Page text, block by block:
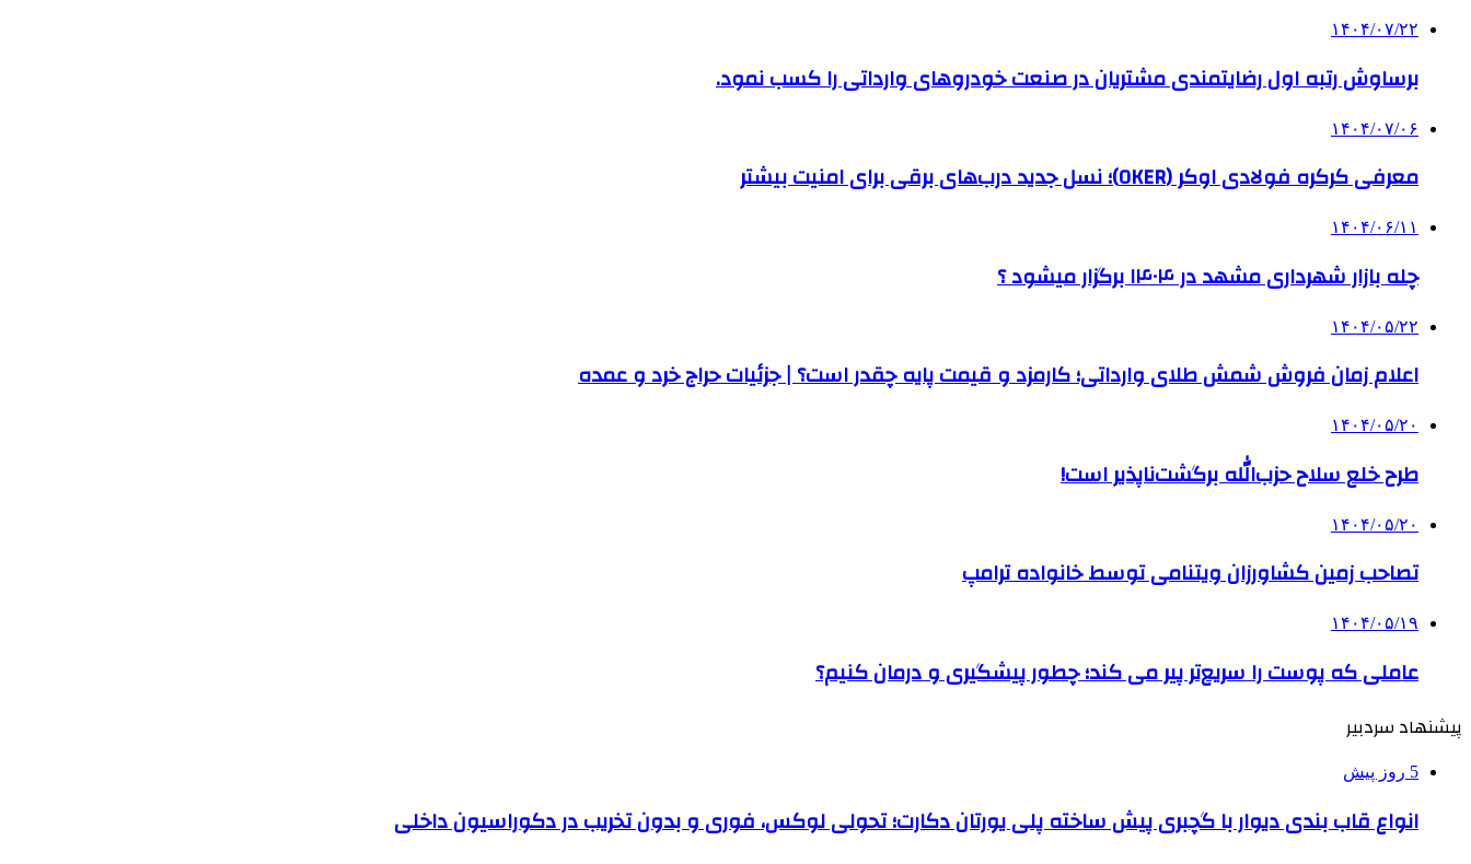
۱۴۰۴/۰۷/۲۲
برساوش رتبه اول رضایتمندی مشتریان در صنعت خودروهای وارداتی را کسب نمود.
۱۴۰۴/۰۷/۰۶
معرفی کرکره فولادی اوکر (OKER)؛ نسل جدید درب‌های برقی برای امنیت بیشتر
۱۴۰۴/۰۶/۱۱
چله بازار شهرداری مشهد در ۱۴۰۴ برگزار میشود ؟
۱۴۰۴/۰۵/۲۲
اعلام زمان فروش شمش طلای وارداتی؛ کارمزد و قیمت پایه چقدر است؟ | جزئیات حراج خرد و عمده
۱۴۰۴/۰۵/۲۰
طرح خلع سلاح حزب‌الله برگشت‌ناپذیر است!
۱۴۰۴/۰۵/۲۰
تصاحب زمین کشاورزان ویتنامی توسط خانواده ترامپ
۱۴۰۴/۰۵/۱۹
عاملی که پوست را سریع‌تر پیر می کند؛ چطور پیشگیری و درمان کنیم؟
پیشنهاد سردبیر
5 روز پیش
انواع قاب بندی دیوار با گچبری پیش ساخته پلی یورتان دکارت؛ تحولی لوکس، فوری و بدون تخریب در دکوراسیون داخلی